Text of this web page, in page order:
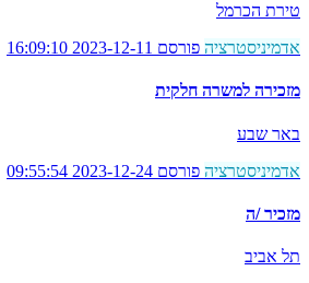
טירת הכרמל
אדמיניסטרציה פורסם 2023-12-11 16:09:10
מזכירה למשרה חלקית
באר שבע
אדמיניסטרציה פורסם 2023-12-24 09:55:54
מזכיר /ה
תל אביב